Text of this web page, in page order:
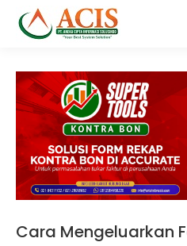
Cara Mengeluarkan